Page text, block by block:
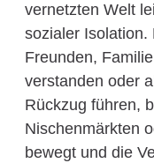
vernetzten Welt
sozialer Isolation.
Freunden,
verstanden oder
Rückzug führen,
Nischenmärkten
bewegt und die